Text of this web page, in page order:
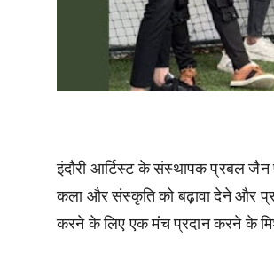
इंदौरी आर्टिस्ट के संस्थापक प्रबल जैन
कला और संस्कृति को बढ़ावा देने और
करने के लिए एक मंच प्रदान करने के